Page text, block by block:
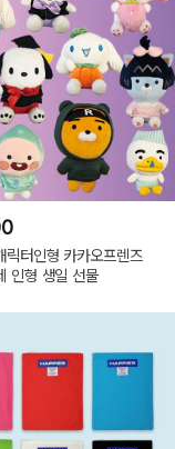
릭터인형 카카오프렌즈
인형 생일 선물